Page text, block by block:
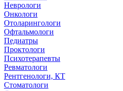
Неврологи
Онкологи
Отоларингологи
Офтальмологи
Педиатры
Проктологи
Психотерапевты
Ревматологи
Рентгенологи, КТ
Стоматологи